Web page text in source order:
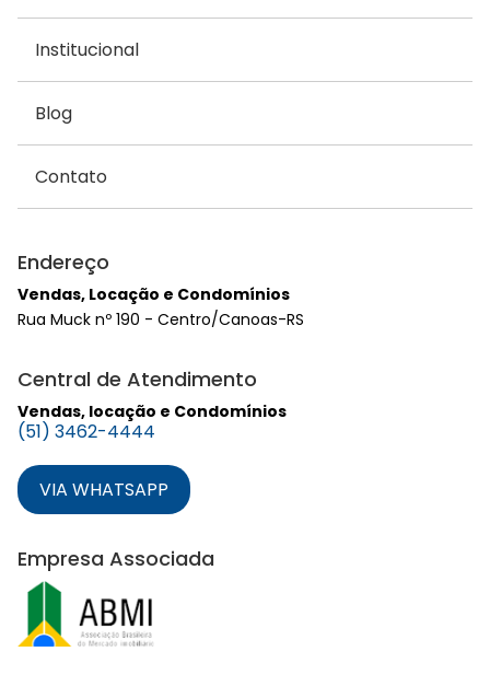
Institucional
Blog
Contato
Endereço
Vendas, Locação e Condomínios
Rua Muck nº 190 - Centro/Canoas-RS
Central de Atendimento
Vendas, locação e Condomínios
(51) 3462-4444
VIA WHATSAPP
Empresa Associada